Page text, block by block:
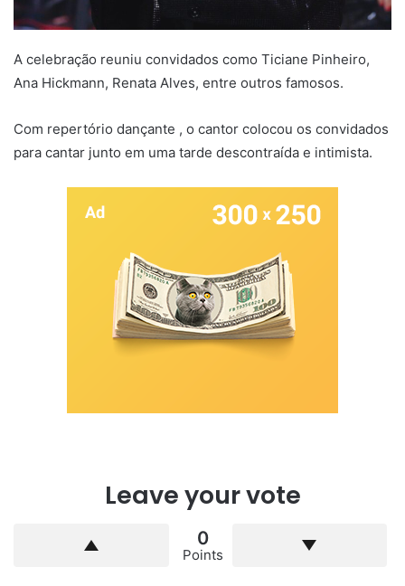
A celebração reuniu convidados como Ticiane Pinheiro,
Ana Hickmann, Renata Alves, entre outros famosos.
Com repertório dançante , o cantor colocou os convidados
para cantar junto em uma tarde descontraída e intimista.
Leave your vote
0
Points